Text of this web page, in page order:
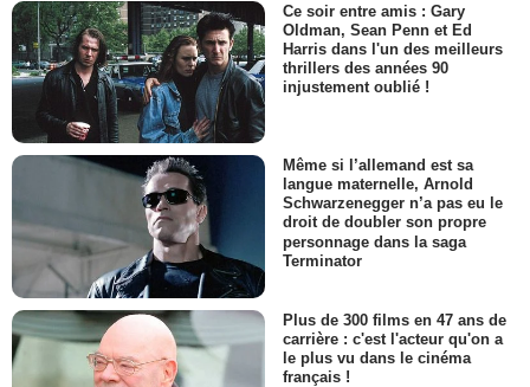
Ce soir entre amis : Gary
Oldman, Sean Penn et Ed
Harris dans l'un des meilleurs
thrillers des années 90
injustement oublié !
Même si l’allemand est sa
langue maternelle, Arnold
Schwarzenegger n’a pas eu le
droit de doubler son propre
personnage dans la saga
Terminator
Plus de 300 films en 47 ans de
carrière : c'est l'acteur qu'on a
le plus vu dans le cinéma
français !